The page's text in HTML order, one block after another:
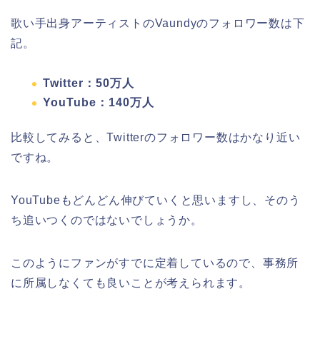
歌い手出身アーティストのVaundyのフォロワー数は下
記。
Twitter：50万人
YouTube：140万人
比較してみると、Twitterのフォロワー数はかなり近い
ですね。
YouTubeもどんどん伸びていくと思いますし、そのう
ち追いつくのではないでしょうか。
このようにファンがすでに定着しているので、事務所
に所属しなくても良いことが考えられます。